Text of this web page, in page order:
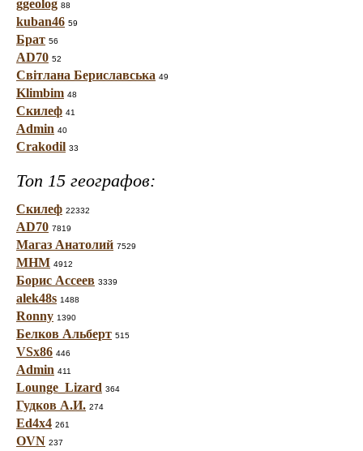
ggeolog 88
kuban46 59
Брат 56
AD70 52
Світлана Бериславська 49
Klimbim 48
Скилеф 41
Admin 40
Crakodil 33
Топ 15 географов:
Скилеф 22332
AD70 7819
Магаз Анатолий 7529
МНМ 4912
Борис Ассеев 3339
alek48s 1488
Ronny 1390
Белков Альберт 515
VSx86 446
Admin 411
Lounge_Lizard 364
Гудков А.И. 274
Ed4x4 261
OVN 237